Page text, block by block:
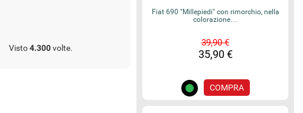
Visto4.300volte.
Fiat 690 "Millepiedi" con rimorchio, nella
colorazione…
39,90 €
35,90 €
COMPRA